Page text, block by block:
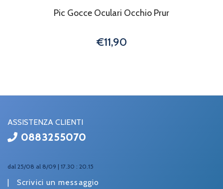
Pic Gocce Oculari Occhio Prur
€11,90
ASSISTENZA CLIENTI
0883255070
dal 25/08 al 8/09 | 17.30 : 20.15
Scrivici un messaggio